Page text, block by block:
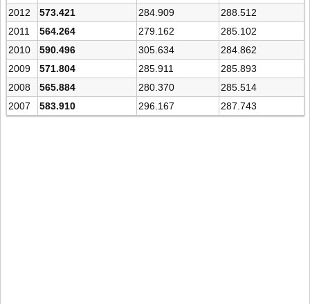
2012
573.421 284.909
288.512
2011
564.264 279.162
285.102
2010
590.496 305.634
284.862
2009
571.804 285.911
285.893
2008
565.884 280.370
285.514
2007
583.910 296.167 287.743